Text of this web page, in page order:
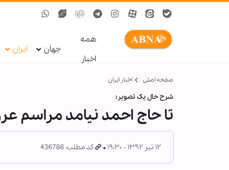
همه
اخبار
جهان ایران
صفحه اصلی اخبار ایران
شرح حال یک تصویر؛
تا حاج احمد نیامد مراسم
۱۲ تیر ۱۳۹۲ - ۱۹:۳۰ کد مطلب: 436786